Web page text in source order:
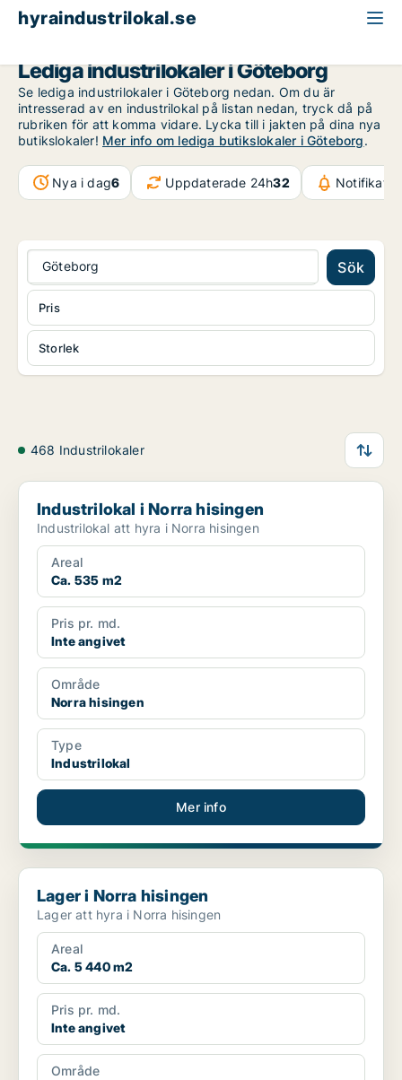
hyraindustrilokal.se
Lediga industrilokaler i Göteborg
Se lediga industrilokaler i Göteborg nedan. Om du är
intresserad av en industrilokal på listan nedan, tryck då på
rubriken för att komma vidare. Lycka till i jakten på dina nya
butikslokaler! Mer info om lediga butikslokaler i Göteborg.
Nya i dag6 Uppdaterade 24h32
Göteborg Sök
Storlek
Pris
468 Industrilokaler
Industrilokal i Norra hisingen
Industrilokal i Norra hisingen
Industrilokal att hyra i Norra hisingen
Areal
Ca. 535 m2
Pris pr. md.
Inte angivet
Område
Norra hisingen
Type
Industrilokal
Mer info
Lager i Norra hisingen
Lager i Norra hisingen
Lager att hyra i Norra hisingen
Areal
Ca. 5 440 m2
Pris pr. md.
Inte angivet
Område